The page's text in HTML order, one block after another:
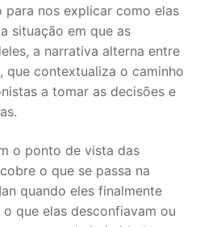
nos explicar como elas
situação em que as
a narrativa alterna entre
que contextualiza o caminho
a tomar as decisões e
o ponto de vista das
o que se passa na
quando eles finalmente
que elas desconfiavam ou